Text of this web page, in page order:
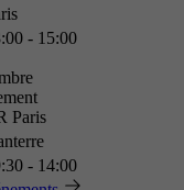
- 15:00
Paris
- 14:00